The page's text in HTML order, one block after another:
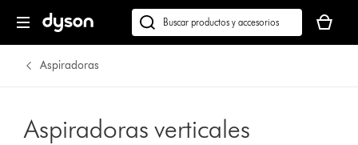
Buscar
en
cesta
está
Aspiradoras
Aspiradoras verticales